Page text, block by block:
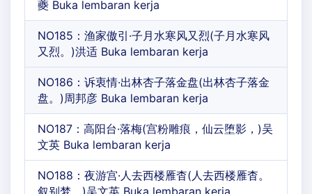
夔 Buka lembaran kerja
NO185：渔家傲引·子月水寒风又烈(子月水寒风
又烈。)洪适 Buka lembaran kerja
NO186：诉衷情·出林杏子落金盘(出林杏子落金
盘。)周邦彦 Buka lembaran kerja
NO187：高阳台·落梅(宫粉雕痕，仙云堕影，)吴
文英 Buka lembaran kerja
NO188：夜游宫·人去西楼雁杳(人去西楼雁杳。
叙别梦、)吴文英 Buka lembaran kerja